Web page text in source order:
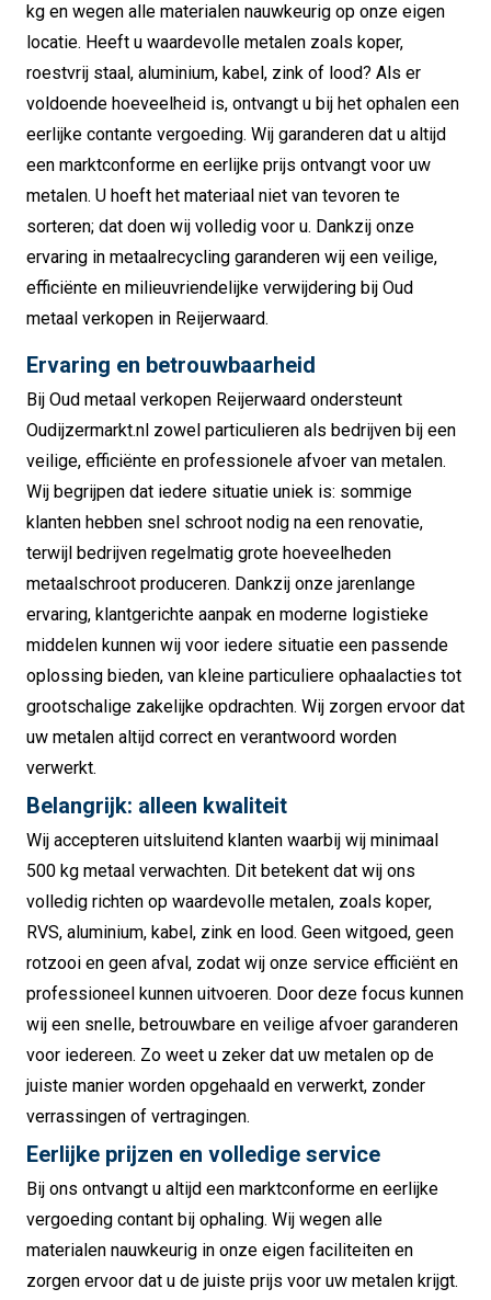
kg en wegen alle materialen nauwkeurig op onze eigen
locatie. Heeft u waardevolle metalen zoals koper,
roestvrij staal, aluminium, kabel, zink of lood? Als er
voldoende hoeveelheid is, ontvangt u bij het ophalen een
eerlijke contante vergoeding. Wij garanderen dat u altijd
een marktconforme en eerlijke prijs ontvangt voor uw
metalen. U hoeft het materiaal niet van tevoren te
sorteren; dat doen wij volledig voor u. Dankzij onze
ervaring in metaalrecycling garanderen wij een veilige,
efficiënte en milieuvriendelijke verwijdering bij Oud
metaal verkopen in Reijerwaard.
Ervaring en betrouwbaarheid
Bij Oud metaal verkopen Reijerwaard ondersteunt
Oudijzermarkt.nl zowel particulieren als bedrijven bij een
veilige, efficiënte en professionele afvoer van metalen.
Wij begrijpen dat iedere situatie uniek is: sommige
klanten hebben snel schroot nodig na een renovatie,
terwijl bedrijven regelmatig grote hoeveelheden
metaalschroot produceren. Dankzij onze jarenlange
ervaring, klantgerichte aanpak en moderne logistieke
middelen kunnen wij voor iedere situatie een passende
oplossing bieden, van kleine particuliere ophaalacties tot
grootschalige zakelijke opdrachten. Wij zorgen ervoor dat
uw metalen altijd correct en verantwoord worden
verwerkt.
Belangrijk: alleen kwaliteit
Wij accepteren uitsluitend klanten waarbij wij minimaal
500 kg metaal verwachten. Dit betekent dat wij ons
volledig richten op waardevolle metalen, zoals koper,
RVS, aluminium, kabel, zink en lood. Geen witgoed, geen
rotzooi en geen afval, zodat wij onze service efficiënt en
professioneel kunnen uitvoeren. Door deze focus kunnen
wij een snelle, betrouwbare en veilige afvoer garanderen
voor iedereen. Zo weet u zeker dat uw metalen op de
juiste manier worden opgehaald en verwerkt, zonder
verrassingen of vertragingen.
Eerlijke prijzen en volledige service
Bij ons ontvangt u altijd een marktconforme en eerlijke
vergoeding contant bij ophaling. Wij wegen alle
materialen nauwkeurig in onze eigen faciliteiten en
zorgen ervoor dat u de juiste prijs voor uw metalen krijgt.